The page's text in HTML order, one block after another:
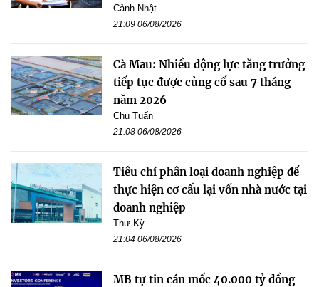
Cảnh Nhật
21:09 06/08/2026
Cà Mau: Nhiều động lực tăng trưởng
tiếp tục được củng cố sau 7 tháng
năm 2026
Chu Tuấn
21:08 06/08/2026
Tiêu chí phân loại doanh nghiệp để
thực hiện cơ cấu lại vốn nhà nước tại
doanh nghiệp
Thư Kỳ
21:04 06/08/2026
MB tự tin cán mốc 40.000 tỷ đồng